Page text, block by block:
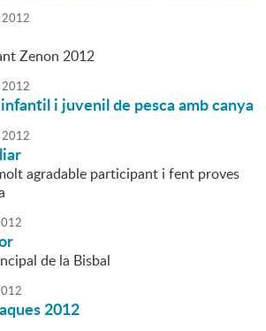
2012
Zenon 2012
2012
i juvenil de pesca amb canya
2012
agradable participant i fent proves
de la Bisbal
2012